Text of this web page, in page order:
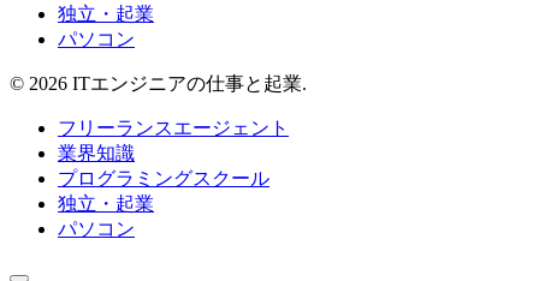
独立・起業
パソコン
© 2026 ITエンジニアの仕事と起業.
フリーランスエージェント
業界知識
プログラミングスクール
独立・起業
パソコン